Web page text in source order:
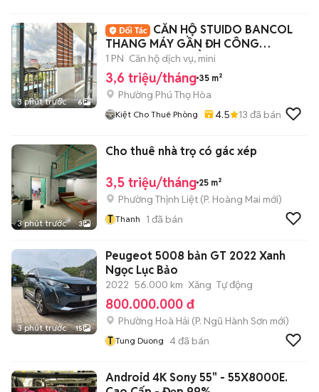
3 phút trước 6
CĂN HỘ STUIDO BANCOL
THANG MÁY GẦN ĐH CÔNG
THƯƠNG CAO ĐẲNG GTVT AEON
1 PN Căn hộ dịch vụ, mini
3,6 triệu/tháng 35 m²
Phường Phú Thọ Hòa
Kiệt Cho Thuê Phòng 4.5 13 đã bán
3 phút trước 3
Cho thuê nhà trọ có gác xép
3,5 triệu/tháng 25 m²
Phường Thịnh Liệt (P. Hoàng Mai mới)
T Thanh 1 đã bán
3 phút trước 15
Peugeot 5008 bản GT 2022 Xanh
Ngọc Lục Bảo
2022 56.000 km Xăng Tự động
800.000.000 đ
Phường Hoà Hải (P. Ngũ Hành Sơn mới)
T Tung Duong 4đã bán
Android 4K Sony 55" - 55X8000E.